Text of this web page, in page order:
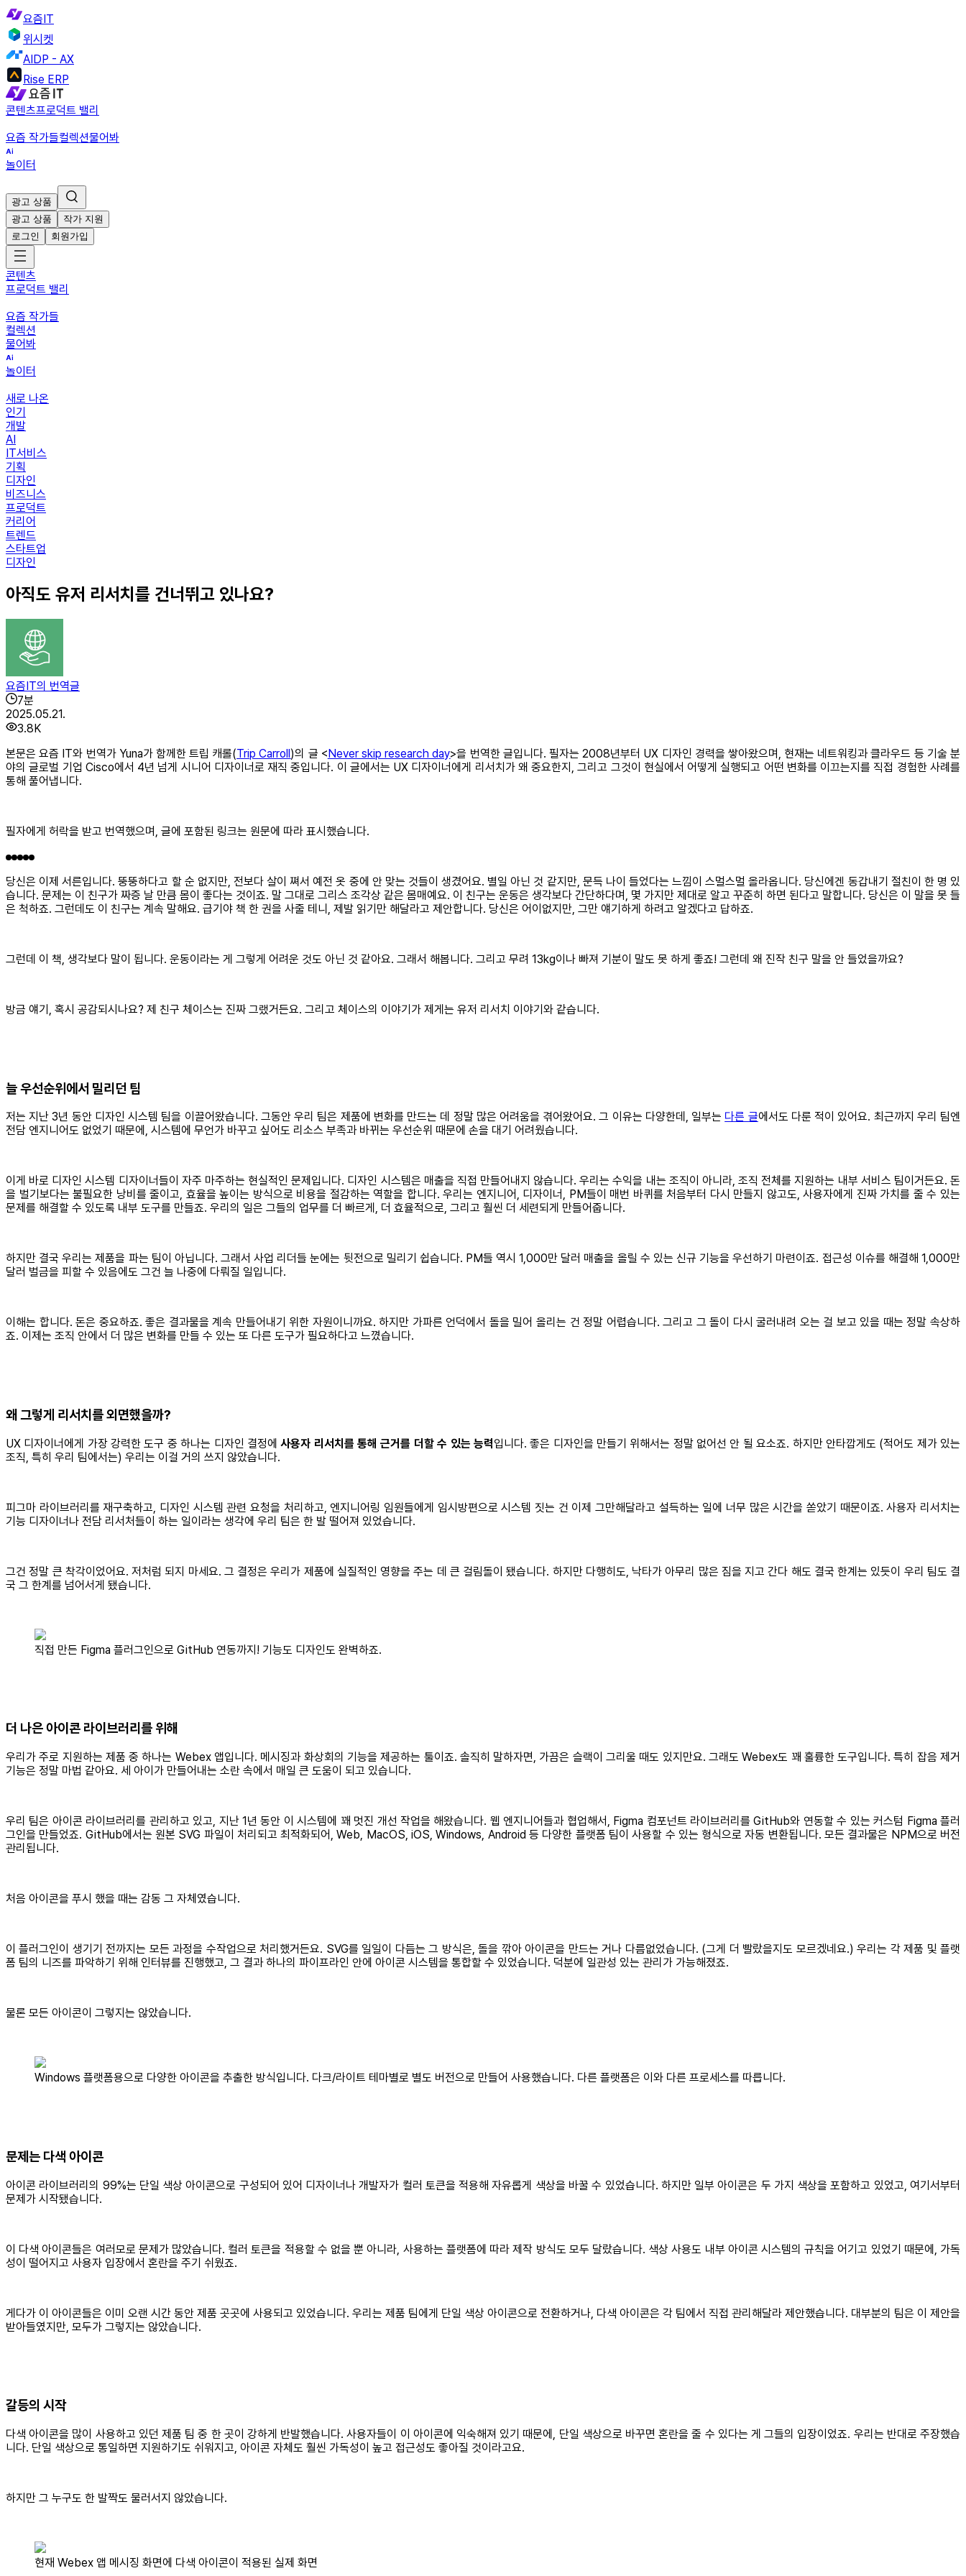
요즘IT
위시켓
AIDP - AX
Rise ERP
콘텐츠프로덕트 밸리
요즘 작가들컬렉션물어봐
놀이터
광고 상품
광고 상품
작가 지원
로그인
회원가입
콘텐츠
프로덕트 밸리
요즘 작가들
컬렉션
물어봐
놀이터
새로 나온
인기
개발
AI
IT서비스
기획
디자인
비즈니스
프로덕트
커리어
트렌드
스타트업
디자인
아직도 유저 리서치를 건너뛰고 있나요?
요즘IT의 번역글
7분
2025.05.21.
3.8K
본문은 요즘 IT와 번역가 Yuna가 함께한 트립 캐롤(Trip Carroll)의 글 <Never skip research day>을 번역한 글입니다. 필자는 2008년부터 UX 디자인 경력을 쌓아왔으며, 현재는 네트워킹과 클라우드 등 기술 분
야의 글로벌 기업 Cisco에서 4년 넘게 시니어 디자이너로 재직 중입니다. 이 글에서는 UX 디자이너에게 리서치가 왜 중요한지, 그리고 그것이 현실에서 어떻게 실행되고 어떤 변화를 이끄는지를 직접 경험한 사례를
통해 풀어냅니다.
필자에게 허락을 받고 번역했으며, 글에 포함된 링크는 원문에 따라 표시했습니다.
당신은 이제 서른입니다. 뚱뚱하다고 할 순 없지만, 전보다 살이 쪄서 예전 옷 중에 안 맞는 것들이 생겼어요. 별일 아닌 것 같지만, 문득 나이 들었다는 느낌이 스멀스멀 올라옵니다. 당신에겐 동갑내기 절친이 한 명 있
습니다. 문제는 이 친구가 짜증 날 만큼 몸이 좋다는 것이죠. 말 그대로 그리스 조각상 같은 몸매예요. 이 친구는 운동은 생각보다 간단하다며, 몇 가지만 제대로 알고 꾸준히 하면 된다고 말합니다. 당신은 이 말을 못 들
은 척하죠. 그런데도 이 친구는 계속 말해요. 급기야 책 한 권을 사줄 테니, 제발 읽기만 해달라고 제안합니다. 당신은 어이없지만, 그만 얘기하게 하려고 알겠다고 답하죠.
그런데 이 책, 생각보다 말이 됩니다. 운동이라는 게 그렇게 어려운 것도 아닌 것 같아요. 그래서 해봅니다. 그리고 무려 13kg이나 빠져 기분이 말도 못 하게 좋죠! 그런데 왜 진작 친구 말을 안 들었을까요?
방금 얘기, 혹시 공감되시나요? 제 친구 체이스는 진짜 그랬거든요. 그리고 체이스의 이야기가 제게는 유저 리서치 이야기와 같습니다.
늘 우선순위에서 밀리던 팀
저는 지난 3년 동안 디자인 시스템 팀을 이끌어왔습니다. 그동안 우리 팀은 제품에 변화를 만드는 데 정말 많은 어려움을 겪어왔어요. 그 이유는 다양한데, 일부는 다른 글에서도 다룬 적이 있어요. 최근까지 우리 팀엔
전담 엔지니어도 없었기 때문에, 시스템에 무언가 바꾸고 싶어도 리소스 부족과 바뀌는 우선순위 때문에 손을 대기 어려웠습니다.
이게 바로 디자인 시스템 디자이너들이 자주 마주하는 현실적인 문제입니다. 디자인 시스템은 매출을 직접 만들어내지 않습니다. 우리는 수익을 내는 조직이 아니라, 조직 전체를 지원하는 내부 서비스 팀이거든요. 돈
을 벌기보다는 불필요한 낭비를 줄이고, 효율을 높이는 방식으로 비용을 절감하는 역할을 합니다. 우리는 엔지니어, 디자이너, PM들이 매번 바퀴를 처음부터 다시 만들지 않고도, 사용자에게 진짜 가치를 줄 수 있는
문제를 해결할 수 있도록 내부 도구를 만들죠. 우리의 일은 그들의 업무를 더 빠르게, 더 효율적으로, 그리고 훨씬 더 세련되게 만들어줍니다.
하지만 결국 우리는 제품을 파는 팀이 아닙니다. 그래서 사업 리더들 눈에는 뒷전으로 밀리기 쉽습니다. PM들 역시 1,000만 달러 매출을 올릴 수 있는 신규 기능을 우선하기 마련이죠. 접근성 이슈를 해결해 1,000만
달러 벌금을 피할 수 있음에도 그건 늘 나중에 다뤄질 일입니다.
이해는 합니다. 돈은 중요하죠. 좋은 결과물을 계속 만들어내기 위한 자원이니까요. 하지만 가파른 언덕에서 돌을 밀어 올리는 건 정말 어렵습니다. 그리고 그 돌이 다시 굴러내려 오는 걸 보고 있을 때는 정말 속상하
죠. 이제는 조직 안에서 더 많은 변화를 만들 수 있는 또 다른 도구가 필요하다고 느꼈습니다.
왜 그렇게 리서치를 외면했을까?
UX 디자이너에게 가장 강력한 도구 중 하나는 디자인 결정에사용자 리서치를 통해 근거를 더할 수 있는 능력입니다. 좋은 디자인을 만들기 위해서는 정말 없어선 안 될 요소죠. 하지만 안타깝게도 (적어도 제가 있는
조직, 특히 우리 팀에서는) 우리는 이걸 거의 쓰지 않았습니다.
피그마 라이브러리를 재구축하고, 디자인 시스템 관련 요청을 처리하고, 엔지니어링 임원들에게 임시방편으로 시스템 짓는 건 이제 그만해달라고 설득하는 일에 너무 많은 시간을 쏟았기 때문이죠. 사용자 리서치는
기능 디자이너나 전담 리서처들이 하는 일이라는 생각에 우리 팀은 한 발 떨어져 있었습니다.
그건 정말 큰 착각이었어요. 저처럼 되지 마세요. 그 결정은 우리가 제품에 실질적인 영향을 주는 데 큰 걸림돌이 됐습니다. 하지만 다행히도, 낙타가 아무리 많은 짐을 지고 간다 해도 결국 한계는 있듯이 우리 팀도 결
국 그 한계를 넘어서게 됐습니다.
직접 만든 Figma 플러그인으로 GitHub 연동까지! 기능도 디자인도 완벽하죠.
더 나은 아이콘 라이브러리를 위해
우리가 주로 지원하는 제품 중 하나는 Webex 앱입니다. 메시징과 화상회의 기능을 제공하는 툴이죠. 솔직히 말하자면, 가끔은 슬랙이 그리울 때도 있지만요. 그래도 Webex도 꽤 훌륭한 도구입니다. 특히 잡음 제거
기능은 정말 마법 같아요. 세 아이가 만들어내는 소란 속에서 매일 큰 도움이 되고 있습니다.
우리 팀은 아이콘 라이브러리를 관리하고 있고, 지난 1년 동안 이 시스템에 꽤 멋진 개선 작업을 해왔습니다. 웹 엔지니어들과 협업해서, Figma 컴포넌트 라이브러리를 GitHub와 연동할 수 있는 커스텀 Figma 플러
그인을 만들었죠. GitHub에서는 원본 SVG 파일이 처리되고 최적화되어, Web, MacOS, iOS, Windows, Android 등 다양한 플랫폼 팀이 사용할 수 있는 형식으로 자동 변환됩니다. 모든 결과물은 NPM으로 버전
관리됩니다.
처음 아이콘을 푸시 했을 때는 감동 그 자체였습니다.
이 플러그인이 생기기 전까지는 모든 과정을 수작업으로 처리했거든요. SVG를 일일이 다듬는 그 방식은, 돌을 깎아 아이콘을 만드는 거나 다름없었습니다. (그게 더 빨랐을지도 모르겠네요.) 우리는 각 제품 및 플랫
폼 팀의 니즈를 파악하기 위해 인터뷰를 진행했고, 그 결과 하나의 파이프라인 안에 아이콘 시스템을 통합할 수 있었습니다. 덕분에 일관성 있는 관리가 가능해졌죠.
물론 모든 아이콘이 그렇지는 않았습니다.
Windows 플랫폼용으로 다양한 아이콘을 추출한 방식입니다. 다크/라이트 테마별로 별도 버전으로 만들어 사용했습니다. 다른 플랫폼은 이와 다른 프로세스를 따릅니다.
문제는 다색 아이콘
아이콘 라이브러리의 99%는 단일 색상 아이콘으로 구성되어 있어 디자이너나 개발자가 컬러 토큰을 적용해 자유롭게 색상을 바꿀 수 있었습니다. 하지만 일부 아이콘은 두 가지 색상을 포함하고 있었고, 여기서부터
문제가 시작됐습니다.
이 다색 아이콘들은 여러모로 문제가 많았습니다. 컬러 토큰을 적용할 수 없을 뿐 아니라, 사용하는 플랫폼에 따라 제작 방식도 모두 달랐습니다. 색상 사용도 내부 아이콘 시스템의 규칙을 어기고 있었기 때문에, 가독
성이 떨어지고 사용자 입장에서 혼란을 주기 쉬웠죠.
게다가 이 아이콘들은 이미 오랜 시간 동안 제품 곳곳에 사용되고 있었습니다. 우리는 제품 팀에게 단일 색상 아이콘으로 전환하거나, 다색 아이콘은 각 팀에서 직접 관리해달라 제안했습니다. 대부분의 팀은 이 제안을
받아들였지만, 모두가 그렇지는 않았습니다.
갈등의 시작
다색 아이콘을 많이 사용하고 있던 제품 팀 중 한 곳이 강하게 반발했습니다. 사용자들이 이 아이콘에 익숙해져 있기 때문에, 단일 색상으로 바꾸면 혼란을 줄 수 있다는 게 그들의 입장이었죠. 우리는 반대로 주장했습
니다. 단일 색상으로 통일하면 지원하기도 쉬워지고, 아이콘 자체도 훨씬 가독성이 높고 접근성도 좋아질 것이라고요.
하지만 그 누구도 한 발짝도 물러서지 않았습니다.
현재 Webex 앱 메시징 화면에 다색 아이콘이 적용된 실제 화면